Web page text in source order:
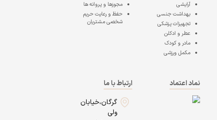
آرایشی
بهداشت جنسی
تجهیزات پزشکی
عطر و ادکلن
مادر و کودک
مکمل ورزشی
مجوزها و پروانه ها
حفظ و رعایت حریم
شخصی مشتریان
نماد اعتماد
ارتباط با ما
گرگان،خیابان
ولی